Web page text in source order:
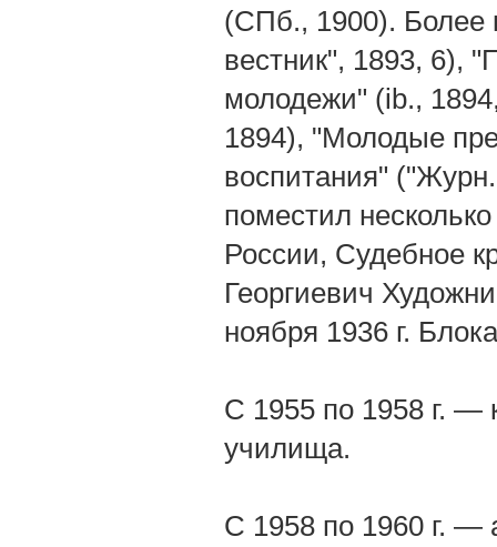
(СПб., 1900). Более
вестник", 1893, 6),
молодежи" (ib.,
1894), "Молодые
воспитания"
поместил
России, Судебное
Георгиевич
ноября 1936 г.
С 1955 по 1958 г. —
училища.
С 1958 по 1960 г. —